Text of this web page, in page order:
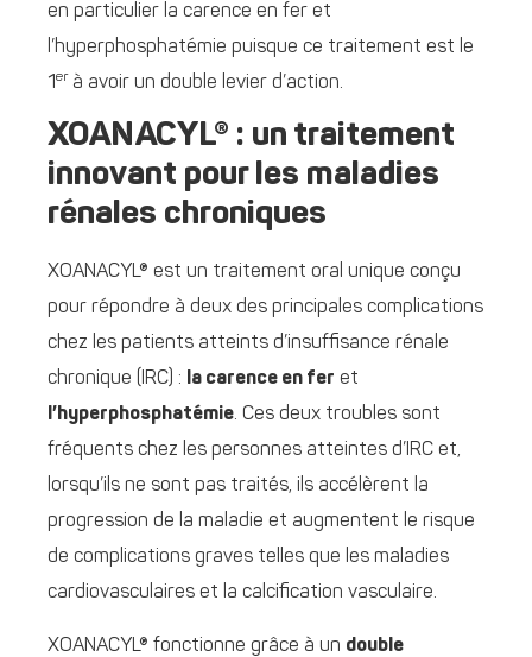
en particulier la carence en fer et
l’hyperphosphatémie puisque ce traitement est le
1 er à avoir un double levier d’action.
XOANACYL® : un traitement
innovant pour les maladies
rénales chroniques
XOANACYL® est un traitement oral unique conçu
pour répondre à deux des principales complications
chez les patients atteints d’insuffisance rénale
chronique (IRC) : la carence en fer et
l’hyperphosphatémie. Ces deux troubles sont
fréquents chez les personnes atteintes d’IRC et,
lorsqu’ils ne sont pas traités, ils accélèrent la
progression de la maladie et augmentent le risque
de complications graves telles que les maladies
cardiovasculaires et la calcification vasculaire.
XOANACYL® fonctionne grâce à un double